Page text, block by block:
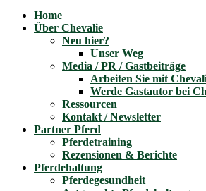
Home
Über Chevalie
Neu hier?
Unser Weg
Media / PR / Gastbeiträge
Arbeiten Sie mit
Werde Gastautor bei
Ressourcen
Kontakt / Newsletter
Partner Pferd
Pferdetraining
Rezensionen & Berichte
Pferdehaltung
Pferdegesundheit